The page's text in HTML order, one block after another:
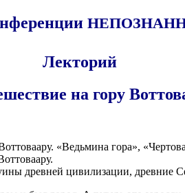
Лекторий
на гору
«Ведь­ми­на гора»,
древ­ней циви­ли­за­ции, древ­ние